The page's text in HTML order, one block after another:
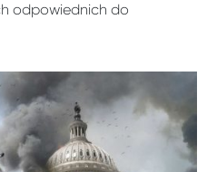
odpowiednich do